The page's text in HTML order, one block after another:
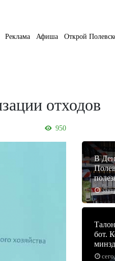
Реклама Афиша Открой
отходов
950
В
бот.